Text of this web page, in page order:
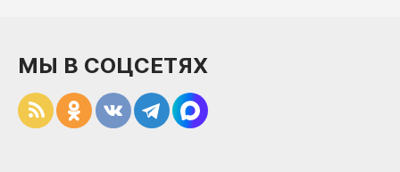
МЫ В СОЦСЕТЯХ